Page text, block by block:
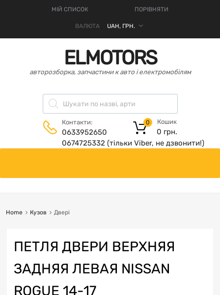
МІЙ СПИСОК ПОРІВНЯТИ
ВАЛЮТА
ELMOTORS
авторозборка, запчастини к авто і електромобілям
Контакти:
0633952650
0674725332 (тільки Viber, не дзвонити!)
Кошик
0 грн.
0
Home Кузов Двері
ПЕТЛЯ ДВЕРИ ВЕРХНЯЯ
ЗАДНЯЯ ЛЕВАЯ NISSAN
ROGUE 14-17